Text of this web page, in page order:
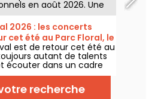
en août 2026. Une
unique qui célèbre
résilience à travers les
de l'Église Afro-
2026 : les concerts
cet été au Parc Floral, le
est de retour cet été au
autant de talents
écouter dans un cadre
programme des concerts
du 24 juin au 6
recherche